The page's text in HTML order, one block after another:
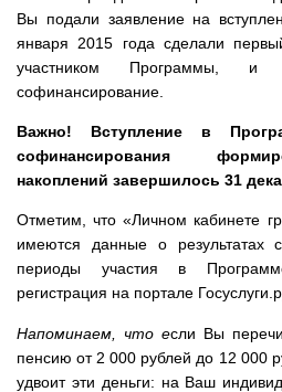
Вы подали заявление на
января 2015 года сделали
участником Программы, и
софинансирование.
Важно! Вступление в
софинансирования
накоплений завершилось 31
Отметим, что «Личном кабинете
имеются данные о результатах
периоды участия в
регистрация на портале
Напоминаем, что если Вы
пенсию от 2 000 рублей до 12 000
удвоит эти деньги: на Ваш